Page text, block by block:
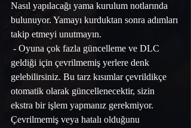
Nasıl yapılacağı yama kurulum notlarında
bulunuyor. Yamayı kurduktan sonra adımları
takip etmeyi unutmayın.
geldiği için çevrilmemiş yerlere denk
gelebilirsiniz. Bu tarz kısımlar çevrildikçe
otomatik olarak güncellenecektir, sizin
ekstra bir işlem yapmanız gerekmiyor.
Çevrilmemiş veya hatalı olduğunu